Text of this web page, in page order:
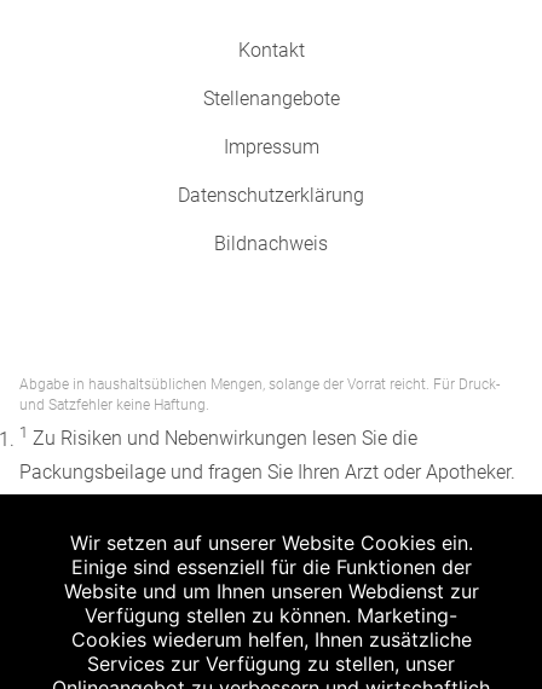
Kontakt
Stellenangebote
Impressum
Datenschutzerklärung
Bildnachweis
Abgabe in haushaltsüblichen Mengen, solange der Vorrat reicht. Für Druck-
und Satzfehler keine Haftung.
1 Zu Risiken und Nebenwirkungen lesen Sie die
Packungsbeilage und fragen Sie Ihren Arzt oder Apotheker.
Apothekenerstattungspreis (AEP). Der AEP ist keine
unverbindliche Preisempfehlung der Hersteller. Der AEP ist
ein von den Apotheken in Ansatz gebrachter Preis für
rezeptfreie Arzneimittel. Er entspricht in der Höhe dem für
Apotheken verbindlichen Abgabepreis, zu dem eine
Wir setzen auf unserer Website Cookies ein.
Einige sind essenziell für die Funktionen der
Website und um Ihnen unseren Webdienst zur
Verfügung stellen zu können. Marketing-
Cookies wiederum helfen, Ihnen zusätzliche
Services zur Verfügung zu stellen, unser